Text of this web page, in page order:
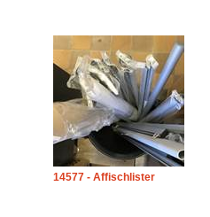
14577 - Affischlister